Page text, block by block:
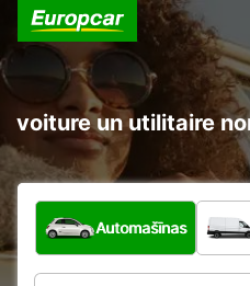
voiture un utilitaire
Kāda veida
Automašīnas